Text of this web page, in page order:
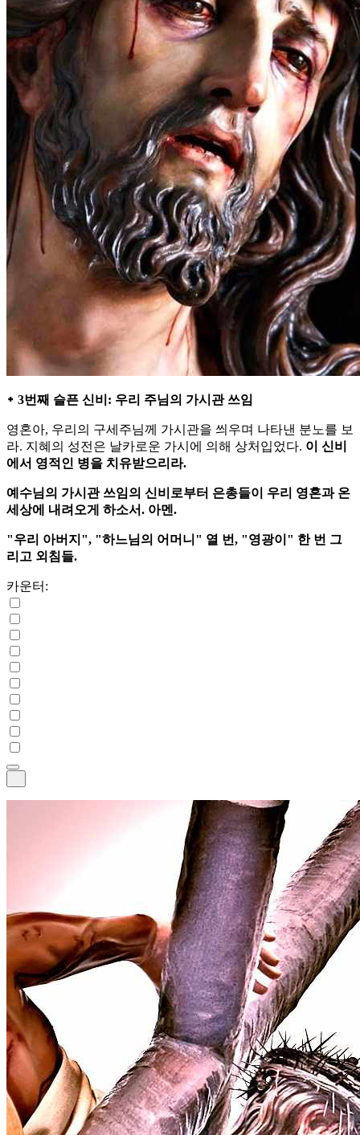
᛭ 3번째 슬픈 신비: 우리 주님의 가시관 쓰임
영혼아, 우리의 구세주님께 가시관을 씌우며 나타낸 분노를 보
라. 지혜의 성전은 날카로운 가시에 의해 상처입었다. 이 신비
에서 영적인 병을 치유받으리라.
예수님의 가시관 쓰임의 신비로부터 은총들이 우리 영혼과 온
세상에 내려오게 하소서. 아멘.
"우리 아버지", "하느님의 어머니" 열 번, "영광이" 한 번 그
리고 외침들.
카운터: